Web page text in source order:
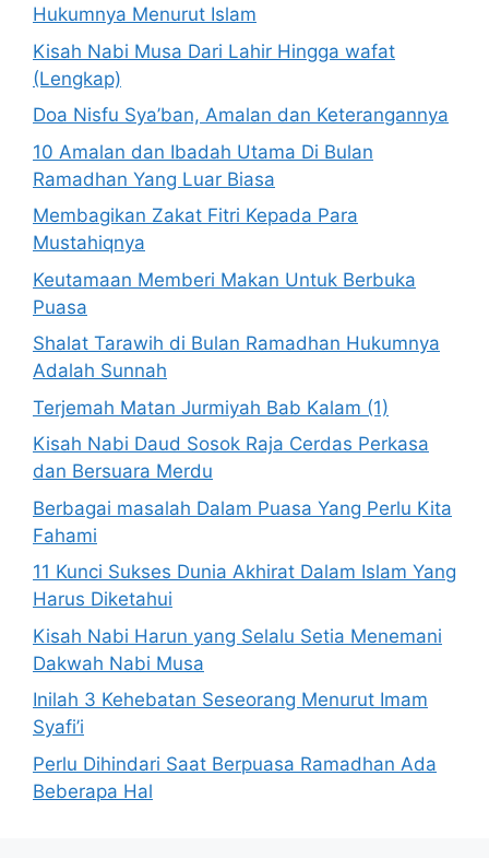
Hukumnya Menurut Islam
Kisah Nabi Musa Dari Lahir Hingga wafat
(Lengkap)
Doa Nisfu Sya’ban, Amalan dan Keterangannya
10 Amalan dan Ibadah Utama Di Bulan
Ramadhan Yang Luar Biasa
Membagikan Zakat Fitri Kepada Para
Mustahiqnya
Keutamaan Memberi Makan Untuk Berbuka
Puasa
Shalat Tarawih di Bulan Ramadhan Hukumnya
Adalah Sunnah
Terjemah Matan Jurmiyah Bab Kalam (1)
Kisah Nabi Daud Sosok Raja Cerdas Perkasa
dan Bersuara Merdu
Berbagai masalah Dalam Puasa Yang Perlu Kita
Fahami
11 Kunci Sukses Dunia Akhirat Dalam Islam Yang
Harus Diketahui
Kisah Nabi Harun yang Selalu Setia Menemani
Dakwah Nabi Musa
Inilah 3 Kehebatan Seseorang Menurut Imam
Syafi’i
Perlu Dihindari Saat Berpuasa Ramadhan Ada
Beberapa Hal